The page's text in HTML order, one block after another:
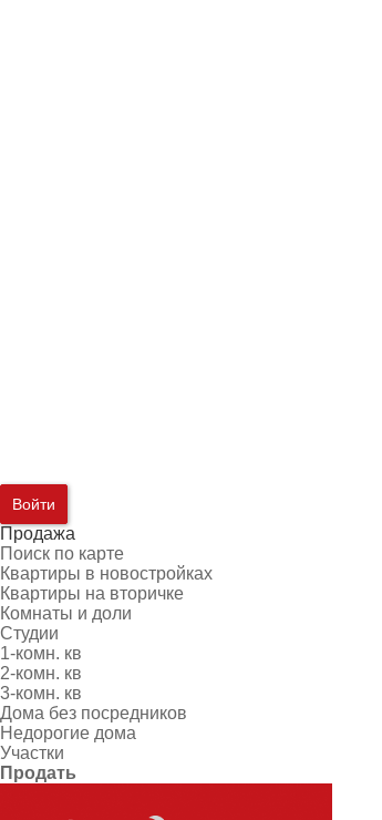
Войти
Продажа
Поиск по карте
Квартиры в новостройках
Квартиры на вторичке
Комнаты и доли
Студии
1-комн. кв
2-комн. кв
3-комн. кв
Дома без посредников
Недорогие дома
Участки
Продать